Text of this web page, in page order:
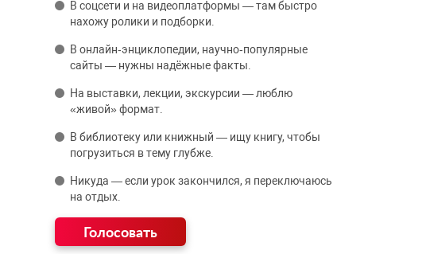
В соцсети и на видеоплатформы — там быстро
нахожу ролики и подборки.
В онлайн‑энциклопедии, научно‑популярные
сайты — нужны надёжные факты.
На выставки, лекции, экскурсии — люблю
«живой» формат.
В библиотеку или книжный — ищу книгу, чтобы
погрузиться в тему глубже.
Никуда — если урок закончился, я переключаюсь
на отдых.